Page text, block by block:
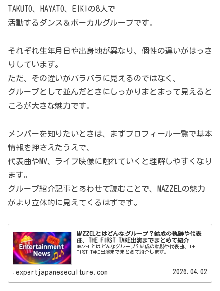
TAKUTO、HAYATO、EIKIの8人で
活動するダンス＆ボーカルグループです。
それぞれ生年月日や出身地が異なり、個性の違いがはっき
りしています。
ただ、その違いがバラバラに見えるのではなく、
グループとして並んだときにしっかりまとまって見えると
ころが大きな魅力です。
メンバーを知りたいときは、まずプロフィール一覧で基本
情報を押さえたうえで、
代表曲やMV、ライブ映像に触れていくと理解しやすくなり
ます。
グループ紹介記事とあわせて読むことで、MAZZELの魅力
がより立体的に見えてくるはずです。
MAZZELとはどんなグループ？結成の軌跡や代表
曲、THE FIRST TAKE出演までまとめて紹介
MAZZELとはどんなグループ？結成の軌跡や代表曲、THE
FIRST TAKE出演までまとめて紹介します。
expertjapaneseculture.com 2026.04.02